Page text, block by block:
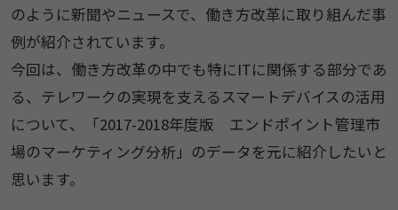
のように新聞やニュースで、働き方改革に取り組んだ事
例が紹介されています。
今回は、働き方改革の中でも特にITに関係する部分であ
る、テレワークの実現を支えるスマートデバイスの活用
について、「2017-2018年度版 エンドポイント管理市
場のマーケティング分析」のデータを元に紹介したいと
思います。